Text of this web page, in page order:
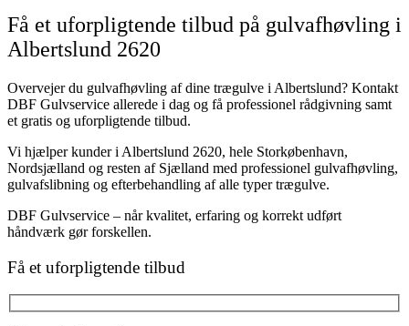
Få et uforpligtende tilbud på gulvafhøvling i
Albertslund 2620
Overvejer du gulvafhøvling af dine trægulve i Albertslund? Kontakt
DBF Gulvservice allerede i dag og få professionel rådgivning samt
et gratis og uforpligtende tilbud.
Vi hjælper kunder i Albertslund 2620, hele Storkøbenhavn,
Nordsjælland og resten af Sjælland med professionel gulvafhøvling,
gulvafslibning og efterbehandling af alle typer trægulve.
DBF Gulvservice – når kvalitet, erfaring og korrekt udført
håndværk gør forskellen.
Få et uforpligtende tilbud